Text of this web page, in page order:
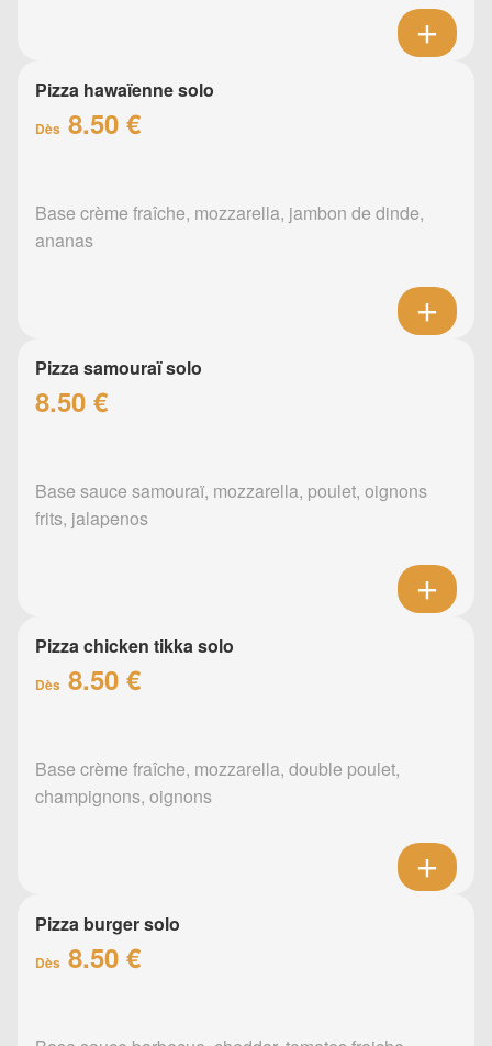
Pizza hawaïenne solo
Dès 8.50 €
Base crème fraîche, mozzarella, jambon de dinde,
ananas
Pizza samouraï solo
8.50 €
Base sauce samouraï, mozzarella, poulet, oignons
frits, jalapenos
Pizza chicken tikka solo
Dès 8.50 €
Base crème fraîche, mozzarella, double poulet,
champignons, oignons
Pizza burger solo
Dès 8.50 €